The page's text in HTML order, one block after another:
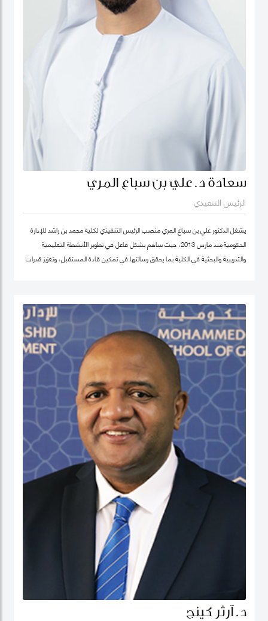
سعادة د. علي بن سباع المري
الرئيس التنفيذي
يشغل الدكتور علي بن سباع المري منصب الرئيس التنفيذي لكلية محمد بن راشد للإدارة
الحكومية منذ مارس 2013، حيث ساهم بشكل فاعل في تطوير الأنشطة التعليمية
والتدريبية والبحثية في الكلية بما يحقق رسالتها في تمكين قادة المستقبل، وتعزيز قدرات
د. آرثر كينج